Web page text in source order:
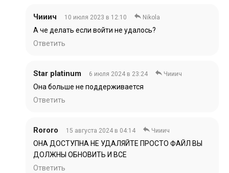
Чииич 10 июля 2023 в 12:10 Nikola
А че делать если войти не удалось?
Ответить
Star platinum 6 июля 2024 в 23:24 Чииич
Она больше не поддерживается
Ответить
Rororo 15 августа 2024 в 04:14 Чииич
ОНА ДОСТУПНА НЕ УДАЛЯЙТЕ ПРОСТО ФАЙЛ ВЫ
ДОЛЖНЫ ОБНОВИТЬ И ВСЕ
Ответить